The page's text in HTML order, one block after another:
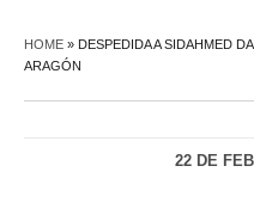
HOME » DESPEDIDA A SIDAHMED
ARAGÓN
22 DE